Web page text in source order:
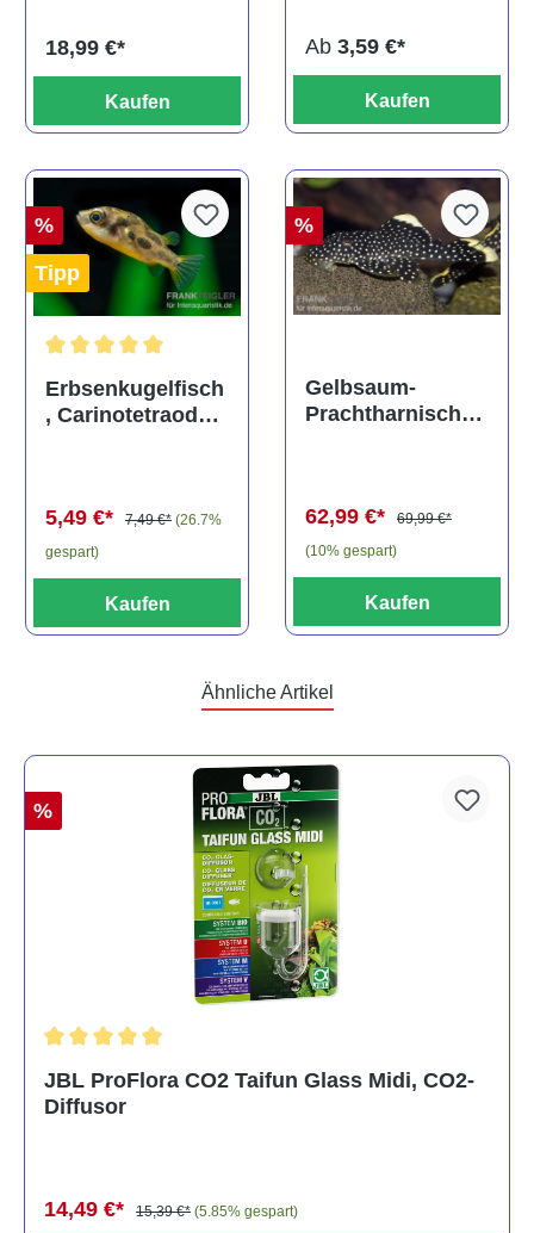
18,99 €*
Kaufen
Ab 3,59 €*
Kaufen
%
Tipp
Durchschnittliche Bewertung von 5 von 5 Sternen
Erbsenkugelfisch
, Carinotetraodon
5,49 €* 7,49 €* (26.7%
gespart)
Kaufen
%
Gelbsaum-
Prachtharnischw
62,99 €*
69,99 €*
(10% gespart)
Kaufen
Ähnliche Artikel
%
JBL ProFlora CO2 Taifun Glass Midi, CO2-
Diffusor
14,49 €* 15,39 €* (5.85% gespart)